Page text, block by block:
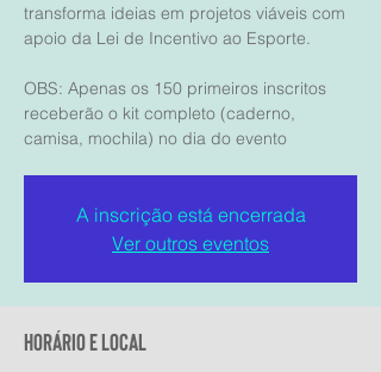
transforma ideias em projetos viáveis com
apoio da Lei de Incentivo ao Esporte.
OBS: Apenas os 150 primeiros inscritos
receberão o kit completo (caderno,
camisa, mochila) no dia do evento
A inscrição está encerrada
Ver outros eventos
Horário e local